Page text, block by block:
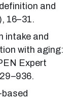
and
16–31.
intake and
with aging:
Expert